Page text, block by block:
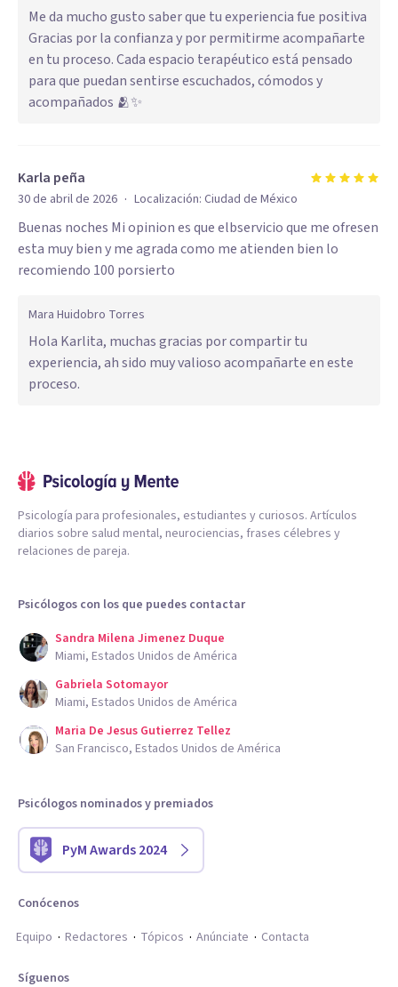
Me da mucho gusto saber que tu experiencia fue positiva
Gracias por la confianza y por permitirme acompañarte
en tu proceso. Cada espacio terapéutico está pensado
para que puedan sentirse escuchados, cómodos y
acompañados 🫂✨
Karla peña
30 de abril de 2026 · Localización: Ciudad de México
Buenas noches Mi opinion es que elbservicio que me ofresen
esta muy bien y me agrada como me atienden bien lo
recomiendo 100 porsierto
Mara Huidobro Torres
Hola Karlita, muchas gracias por compartir tu
experiencia, ah sido muy valioso acompañarte en este
proceso.
Psicología para profesionales, estudiantes y curiosos. Artículos
diarios sobre salud mental, neurociencias, frases célebres y
relaciones de pareja.
Psicólogos con los que puedes contactar
Sandra Milena Jimenez Duque
Miami, Estados Unidos de América
Gabriela Sotomayor
Miami, Estados Unidos de América
Maria De Jesus Gutierrez Tellez
San Francisco, Estados Unidos de América
Psicólogos nominados y premiados
PyM Awards 2024
Conócenos
Equipo
Redactores Tópicos Anúnciate Contacta
Síguenos